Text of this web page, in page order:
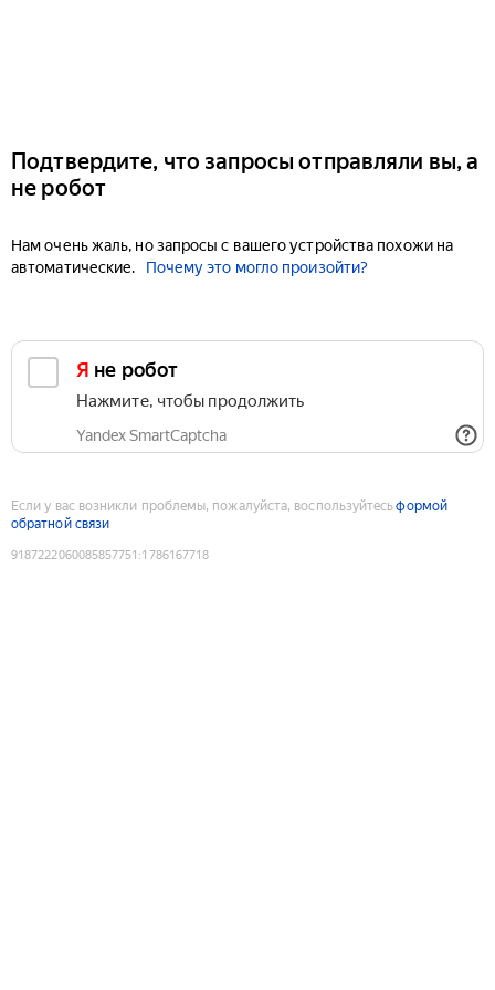
Подтвердите, что запросы отправляли вы, а
не робот
Нам очень жаль, но запросы с вашего устройства похожи на
автоматические.
Почему это могло произойти?
Я не робот
Нажмите, чтобы продолжить
Yandex SmartCaptcha
Если у вас возникли проблемы, пожалуйста, воспользуйтесьформой
обратной связи
9187222060085857751 :1786167718